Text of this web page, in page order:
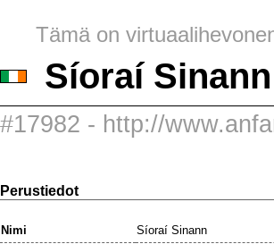
Tämä on
Síoraí Sinann
#17982 - http://
Perustiedot
Nimi
Síoraí Sinann